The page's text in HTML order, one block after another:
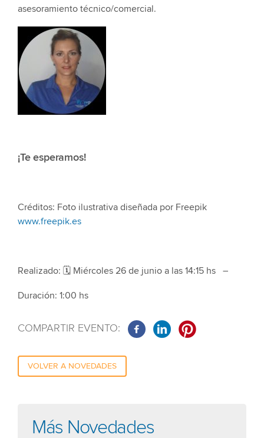
asesoramiento técnico/comercial.
¡Te esperamos!
Créditos: Foto ilustrativa diseñada por Freepik
www.freepik.es
Realizado: 🗓 Miércoles 26 de junio a las 14:15 hs –
Duración: 1:00 hs
COMPARTIR EVENTO:
VOLVER A NOVEDADES
Más Novedades